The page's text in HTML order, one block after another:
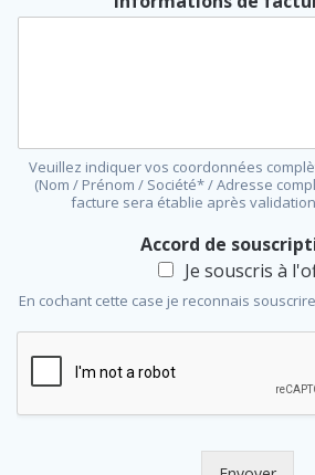
Veuillez indiquer vos coordonnées
(Nom / Prénom / Société* / Adresse
facture sera établie après
Accord de
Je souscris à
En cochant cette case je reconnais